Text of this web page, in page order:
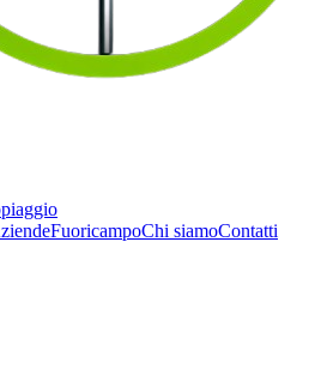
FuoricampoChi siamoContatti